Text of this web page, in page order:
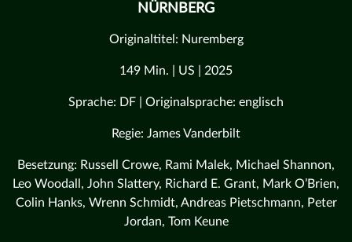
NÜRNBERG
Originaltitel: Nuremberg
149 Min. | US | 2025
Sprache: DF | Originalsprache: englisch
Regie: James Vanderbilt
Besetzung: Russell Crowe, Rami Malek, Michael Shannon,
Leo Woodall, John Slattery, Richard E. Grant, Mark O’Brien,
Colin Hanks, Wrenn Schmidt, Andreas Pietschmann, Peter
Jordan, Tom Keune